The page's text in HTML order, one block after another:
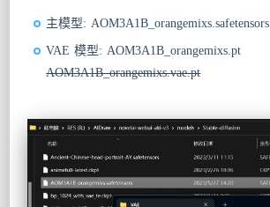
主模型: AOM3A1B_orangemixs.safetensors
VAE 模型: AOM3A1B_orangemixs.pt
AOM3A1B_orangemixs.vae.pt